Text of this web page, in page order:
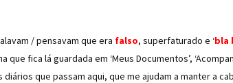
/ pensavam que era falso, superfaturado e ‘bla
que fica lá guardada em ‘Meus Documentos’,
que passam aqui, que me ajudam a manter a